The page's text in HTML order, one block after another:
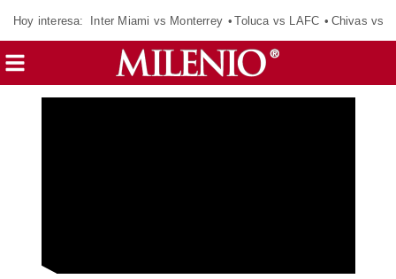
Hoy interesa: Inter Miami vs Monterrey Toluca vs LAFC Chivas vs